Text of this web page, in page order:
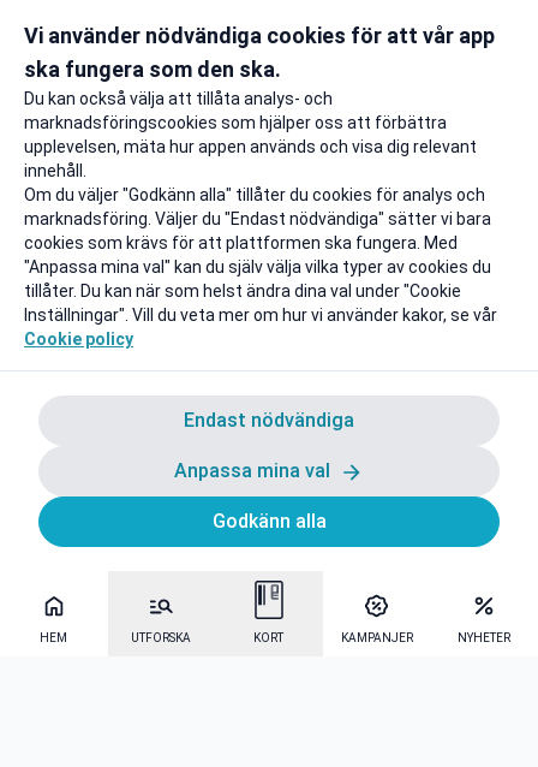
HEM UTFORSKA KORT KAMPANJER NYHETER
Rabattfakta
Rapportera ett problem
Vi använder nödvändiga cookies för att vår app
ska fungera som den ska.
Du kan också välja att tillåta analys- och
marknadsföringscookies som hjälper oss att förbättra
upplevelsen, mäta hur appen används och visa dig relevant
innehåll.
Om du väljer "Godkänn alla" tillåter du cookies för analys och
marknadsföring. Väljer du "Endast nödvändiga" sätter vi bara
cookies som krävs för att plattformen ska fungera. Med
"Anpassa mina val" kan du själv välja vilka typer av cookies du
tillåter. Du kan när som helst ändra dina val under "Cookie
Inställningar". Vill du veta mer om hur vi använder kakor, se vår
Cookie policy
Endast nödvändiga
Anpassa mina val
Godkänn alla